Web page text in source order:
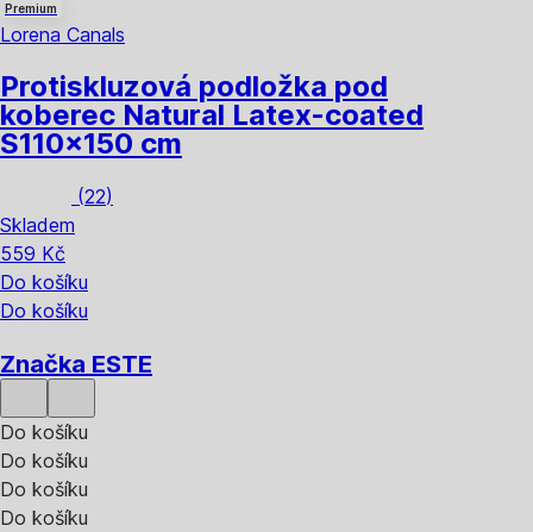
Premium
Lorena Canals
Protiskluzová podložka pod
koberec Natural Latex-coated
S110x150 cm
(22)
Skladem
559 Kč
Do košíku
Do košíku
Značka ESTE
Do košíku
Do košíku
Do košíku
Do košíku